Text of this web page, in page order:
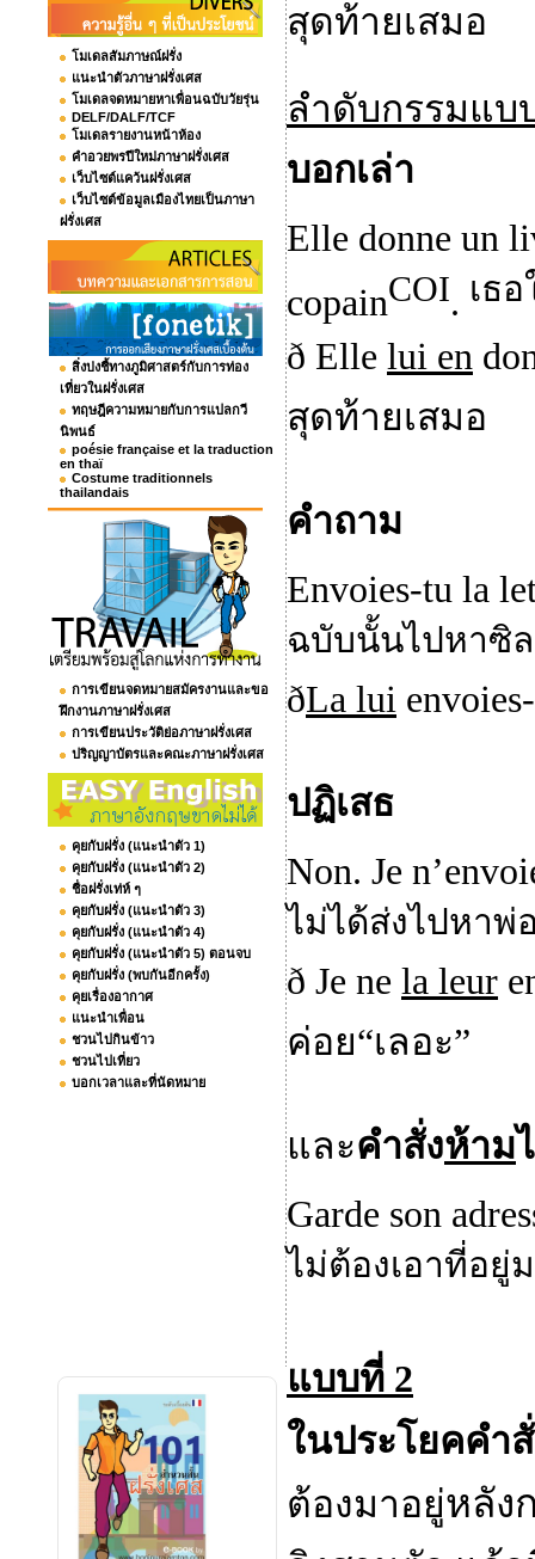
โมเดลสัมภาษณ์ฝรั่ง
แนะนำตัวภาษาฝรั่งเศส
โมเดลจดหมายหาเพื่อนฉบับวัยรุ่น
DELF/DALF/TCF
โมเดลรายงานหน้าห้อง
คำอวยพรปีใหม่ภาษาฝรั่งเศส
เว็บไซต์แคว้นฝรั่งเศส
เว็บไซต์ข้อมูลเมืองไทยเป็นภาษา
ฝรั่งเศส
สิ่งบ่งชี้ทางภูมิศาสตร์กับการท่อง
เที่ยวในฝรั่งเศส
ทฤษฎีความหมายกับการแปลกวี
นิพนธ์
poésie française et la traduction
en thaï
Costume traditionnels
thailandais
การเขียนจดหมายสมัครงานและขอ
ฝึกงานภาษาฝรั่งเศส
การเขียนประวัติย่อภาษาฝรั่งเศส
ปริญญาบัตรและคณะภาษาฝรั่งเศส
คุยกับฝรั่ง (แนะนำตัว 1)
คุยกับฝรั่ง (แนะนำตัว 2)
ชื่อฝรั่งเท่ห์ ๆ
คุยกับฝรั่ง (แนะนำตัว 3)
คุยกับฝรั่ง (แนะนำตัว 4)
คุยกับฝรั่ง (แนะนำตัว 5) ตอนจบ
คุยกับฝรั่ง (พบกันอีกครั้ง)
คุยเรื่องอากาศ
แนะนำเพื่อน
ชวนไปกินข้าว
ชวนไปเที่ยว
บอกเวลาและที่นัดหมาย
สุดท้ายเสมอ
ลำดับกรรมแบ
บอกเล่า
Elle donne un
copainCOI. เธ
ð Elle lui en
สุดท้ายเสมอ
คำถาม
Envoies-tu la
ฉบับนั้นไปหาซิ
ðLa lui envoies
ปฏิเสธ
Non. Je
ไม่ได้ส่งไปหาพ่
ð Je ne la leur
ค่อย“เลอะ”
และคำสั่งห้าม
Garde son
ไม่ต้องเอาที่อยู่
แบบที่ 2
ในประโยคคำ
ต้องมาอยู่หลัง